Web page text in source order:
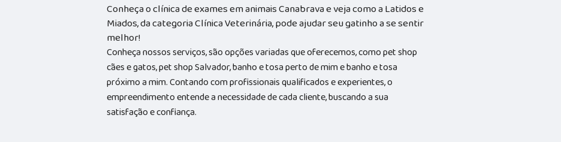
Conheça o clínica de exames em animais Canabrava e veja como a Latidos e
Miados, da categoria Clínica Veterinária, pode ajudar seu gatinho a se sentir
melhor!
Conheça nossos serviços, são opções variadas que oferecemos, como pet shop
cães e gatos, pet shop Salvador, banho e tosa perto de mim e banho e tosa
próximo a mim. Contando com profissionais qualificados e experientes, o
empreendimento entende a necessidade de cada cliente, buscando a sua
satisfação e confiança.